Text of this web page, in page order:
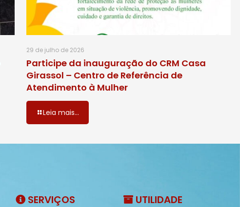
29 de julho de 2026
Participe da inauguração do CRM Casa
Girassol – Centro de Referência de
Atendimento à Mulher
Leia mais...
SERVIÇOS UTILIDADE